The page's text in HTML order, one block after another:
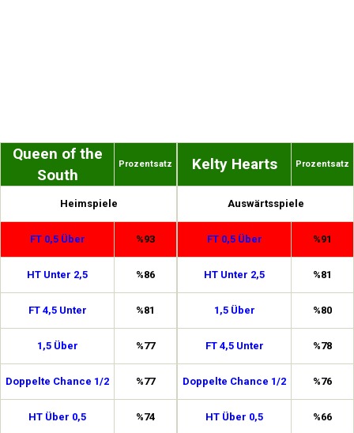
Queen of the
South
Prozentsatz
Heimspiele
FT 0,5 Über %93
HT Unter 2,5 %86
FT 4,5 Unter %81
1,5 Über %77
Doppelte Chance 1/2 %77
HT Über 0,5 %74
Kelty Hearts Prozentsatz
Auswärtsspiele
FT 0,5 Über %91
HT Unter 2,5 %81
1,5 Über %80
FT 4,5 Unter %78
Doppelte Chance 1/2 %76
HT Über 0,5 %66